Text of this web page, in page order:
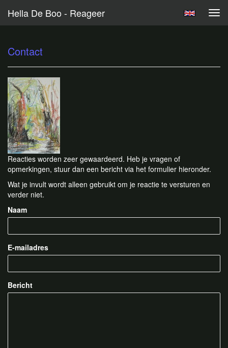
Hella De Boo - Reageer
Contact
Reacties worden zeer gewaardeerd. Heb je vragen of
opmerkingen, stuur dan een bericht via het formulier hieronder.
Wat je invult wordt alleen gebruikt om je reactie te versturen en
verder niet.
Naam
E-mailadres
Bericht